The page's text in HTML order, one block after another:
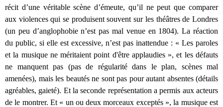
récit d’une véritable scène d’émeute, qu’il ne peut que comparer
aux violences qui se produisent souvent sur les théâtres de Londres
(un peu d’anglophobie n’est pas mal venue en 1804). La réaction
du public, si elle est excessive, n’est pas inattendue : « Les paroles
et la musique ne méritaient point d'être applaudies », et les défauts
ne manquent pas (pas de régularité dans le plan, scènes mal
amenées), mais les beautés ne sont pas pour autant absentes (détails
agréables, gaieté). Et la seconde représentation a permis aux acteurs
de le montrer. Et « un ou deux morceaux exceptés », la musique est